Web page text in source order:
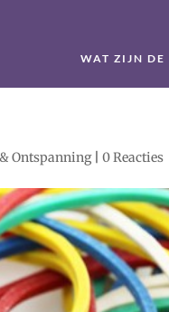
WAT ZIJN DE
Ontspanning| 0 Reacties